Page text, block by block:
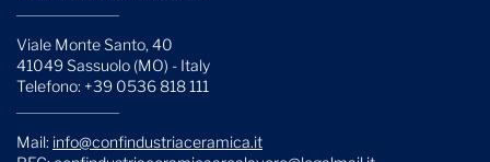
Viale Monte Santo, 40
41049 Sassuolo (MO) - Italy
Telefono: +39 0536 818 111
Mail: info@confindustriaceramica.it